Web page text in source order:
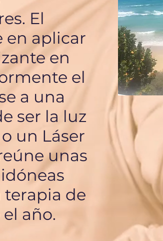
El
en aplicar
en
el
a una
ser la luz
un Láser
unas
terapia de
año.